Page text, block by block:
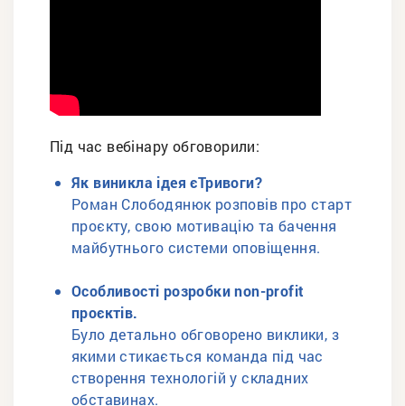
Під час вебінару обговорили:
Як виникла ідея єТривоги?
Роман Слободянюк розповів про старт
проєкту, свою мотивацію та бачення
майбутнього системи оповіщення.
Особливості розробки non-profit
проєктів.
Було детально обговорено виклики, з
якими стикається команда під час
створення технологій у складних
обставинах.